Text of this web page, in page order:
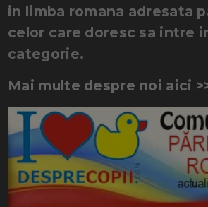
in limba romana adresata
celor care doresc sa intre
categorie.
Mai multe despre noi aici